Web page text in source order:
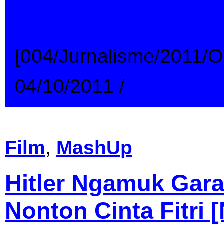
[004/Jurnalisme/2011/
04/10/2011 /
Film, MashUp
Hitler Ngamuk
Nonton Cinta Fitri